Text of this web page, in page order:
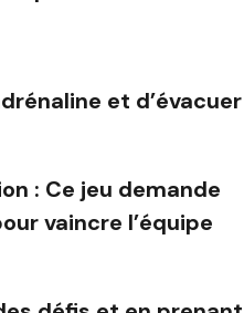
et d’évacuer
: Ce jeu demande
vaincre l’équipe